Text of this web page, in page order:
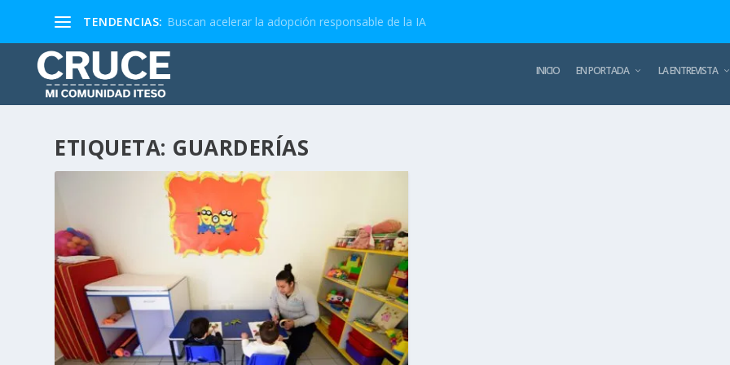
TENDENCIAS: Buscan acelerar la adopción responsable de la IA
INICIO EN PORTADA LA ENTREVISTA
ETIQUETA: GUARDERÍAS